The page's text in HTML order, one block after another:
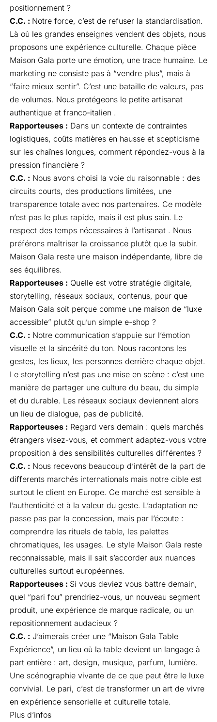
positionnement ?
C.C. : Notre force, c’est de refuser la standardisation.
Là où les grandes enseignes vendent des objets, nous
proposons une expérience culturelle. Chaque pièce
Maison Gala porte une émotion, une trace humaine. Le
marketing ne consiste pas à “vendre plus”, mais à
“faire mieux sentir”. C’est une bataille de valeurs, pas
de volumes. Nous protégeons le petite artisanat
authentique et franco-italien .
Rapporteuses : Dans un contexte de contraintes
logistiques, coûts matières en hausse et scepticisme
sur les chaînes longues, comment répondez-vous à la
pression financière ?
C.C. : Nous avons choisi la voie du raisonnable : des
circuits courts, des productions limitées, une
transparence totale avec nos partenaires. Ce modèle
n’est pas le plus rapide, mais il est plus sain. Le
respect des temps nécessaires à l’artisanat . Nous
préférons maîtriser la croissance plutôt que la subir.
Maison Gala reste une maison indépendante, libre de
ses équilibres.
Rapporteuses : Quelle est votre stratégie digitale,
storytelling, réseaux sociaux, contenus, pour que
Maison Gala soit perçue comme une maison de “luxe
accessible” plutôt qu’un simple e-shop ?
C.C. : Notre communication s’appuie sur l’émotion
visuelle et la sincérité du ton. Nous racontons les
gestes, les lieux, les personnes derrière chaque objet.
Le storytelling n’est pas une mise en scène : c’est une
manière de partager une culture du beau, du simple
et du durable. Les réseaux sociaux deviennent alors
un lieu de dialogue, pas de publicité.
Rapporteuses : Regard vers demain : quels marchés
étrangers visez-vous, et comment adaptez-vous votre
proposition à des sensibilités culturelles différentes ?
C.C. : Nous recevons beaucoup d’intérêt de la part de
differents marchés internationals mais notre cible est
surtout le client en Europe. Ce marché est sensible à
l’authenticité et à la valeur du geste. L’adaptation ne
passe pas par la concession, mais par l’écoute :
comprendre les rituels de table, les palettes
chromatiques, les usages. Le style Maison Gala reste
reconnaissable, mais il sait s’accorder aux nuances
culturelles surtout européennes.
Rapporteuses : Si vous deviez vous battre demain,
quel “pari fou” prendriez-vous, un nouveau segment
produit, une expérience de marque radicale, ou un
repositionnement audacieux ?
C.C. : J’aimerais créer une “Maison Gala Table
Expérience”, un lieu où la table devient un langage à
part entière : art, design, musique, parfum, lumière.
Une scénographie vivante de ce que peut être le luxe
convivial. Le pari, c’est de transformer un art de vivre
en expérience sensorielle et culturelle totale.
Plus d’infos